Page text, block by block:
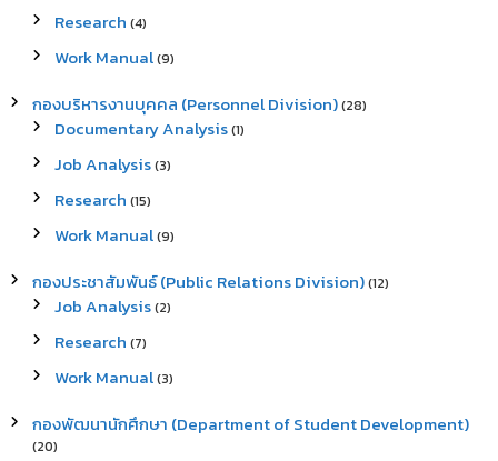
Research (4)
Work Manual(9)
กองบริหารงานบุคคล (Personnel Division)(28)
Documentary Analysis(1)
Job Analysis(3)
Research (15)
Work Manual(9)
กองประชาสัมพันธ์ (Public Relations Division)(12)
Job Analysis(2)
Research (7)
Work Manual(3)
กองพัฒนานักศึกษา (Department of Student Development)
(20)